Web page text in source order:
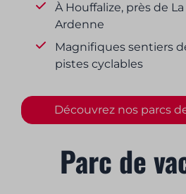
À Houffalize, près de
Ardenne
Magnifiques sentiers
pistes cyclables
Découvrez nos parcs
Parc de